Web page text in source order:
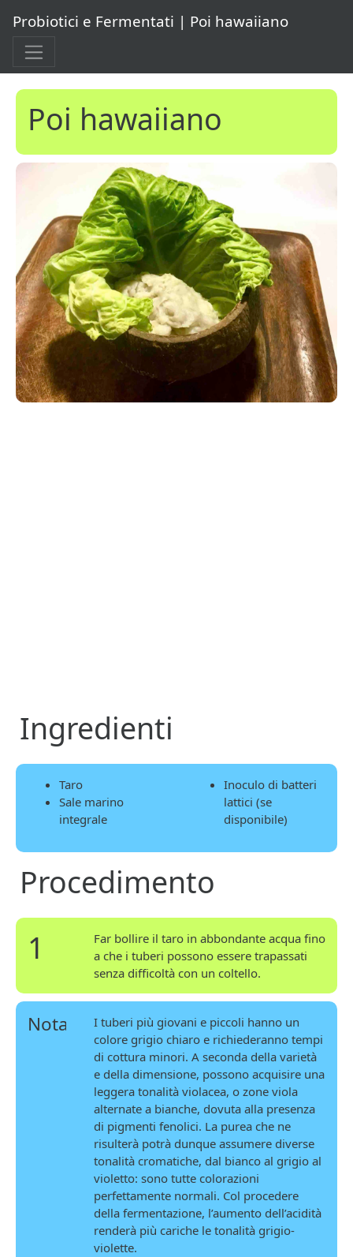
Probiotici e Fermentati | Poi hawaiiano
Poi hawaiiano
Ingredienti
Taro
Sale marino
integrale
Inoculo di batteri
lattici (se
disponibile)
Procedimento
1
Far bollire il taro in abbondante acqua fino
a che i tuberi possono essere trapassati
senza difficoltà con un coltello.
Nota
I tuberi più giovani e piccoli hanno un
colore grigio chiaro e richiederanno tempi
di cottura minori. A seconda della varietà
e della dimensione, possono acquisire una
leggera tonalità violacea, o zone viola
alternate a bianche, dovuta alla presenza
di pigmenti fenolici. La purea che ne
risulterà potrà dunque assumere diverse
tonalità cromatiche, dal bianco al grigio al
violetto: sono tutte colorazioni
perfettamente normali. Col procedere
della fermentazione, l’aumento dell’acidità
renderà più cariche le tonalità grigio-
violette.